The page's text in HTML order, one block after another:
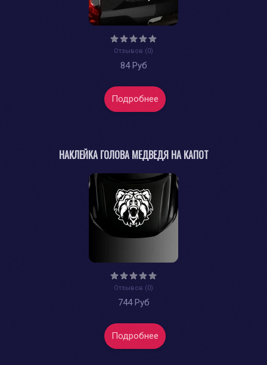
Отзывов (0)
84 Руб
Подробнее
НАКЛЕЙКА ГОЛОВА МЕДВЕДЯ НА КАПОТ
Отзывов (0)
744 Руб
Подробнее